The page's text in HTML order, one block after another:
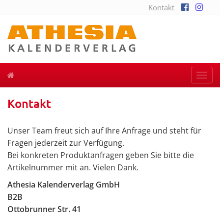
Kontakt
Kontakt
Unser Team freut sich auf Ihre Anfrage und steht für
Fragen jederzeit zur Verfügung.
Bei konkreten Produktanfragen geben Sie bitte die
Artikelnummer mit an. Vielen Dank.
Athesia Kalenderverlag GmbH
B2B
Ottobrunner Str. 41